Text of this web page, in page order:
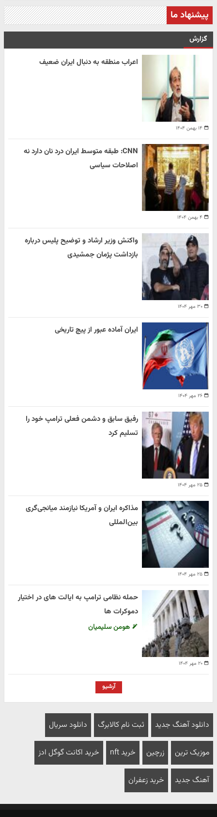
پیشنهاد ما
گزارش
۱۴ بهمن ۱۴۰۴
اعراب منطقه به دنبال ایران ضعیف
۴ بهمن ۱۴۰۴
CNN: طبقه متوسط ایران درد نان دارد نه
اصلاحات سیاسی
۳۰ مهر ۱۴۰۴
واکنش وزیر ارشاد و توضیح پلیس درباره
بازداشت پژمان جمشیدی
۲۶ مهر ۱۴۰۴
ایران آماده عبور از پیچ تاریخی
۲۵ مهر ۱۴۰۴
رفیق سابق و دشمن فعلی ترامپ خود را
تسلیم کرد
۲۵ مهر ۱۴۰۴
مذاکره ایران و آمریکا نیازمند میانجی‌گری
بین‌المللی
۲۰ مهر ۱۴۰۴
حمله نظامی ترامپ به ایالت های در اختیار
دموکرات ها
هومن سلیمیان
آرشیو
دانلود آهنگ جدید ثبت نام کالابرگ دانلود سریال
موزیک ترین زرچین خرید nft خرید اکانت گوگل ادز
آهنگ جدید خرید زعفران